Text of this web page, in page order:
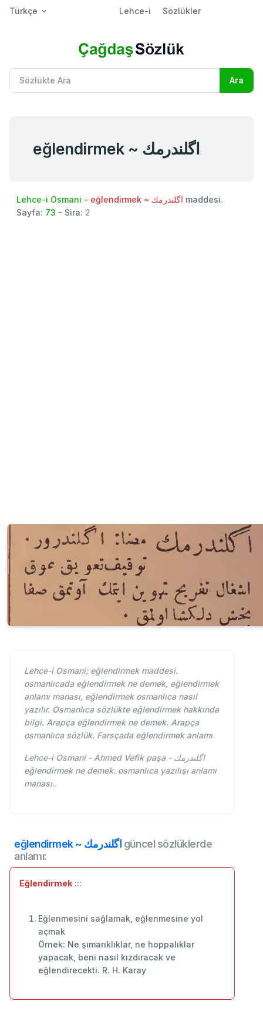
Türkçe Lehce-i Sözlükler
eğlendirmek ~ اگلندرمك
Lehce-i Osmani - eğlendirmek ~ اگلندرمك maddesi.
Sayfa: 73 - Sira: 2
Lehce-i Osmani; eğlendirmek maddesi.
osmanlıcada eğlendirmek ne demek, eğlendirmek
anlamı manası, eğlendirmek osmanlıca nasıl
yazılır. Osmanlıca sözlükte eğlendirmek hakkında
bilgi. Arapça eğlendirmek ne demek. Arapça
osmanlıca sözlük. Farsçada eğlendirmek anlamı
Lehce-i Osmani - Ahmed Vefik paşa - اگلندرمك
eğlendirmek ne demek. osmanlıca yazılışı anlamı
manası..
eğlendirmek ~ اگلندرمك güncel sözlüklerde
anlamı:
Eğlendirmek :::
Eğlenmesini sağlamak, eğlenmesine yol
açmak
Örnek: Ne şımarıklıklar, ne hoppalıklar
yapacak, beni nasıl kızdıracak ve
eğlendirecekti. R. H. Karay